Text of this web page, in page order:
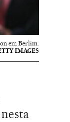
em Berlim.
IMAGES